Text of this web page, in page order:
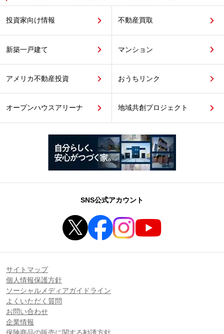
投資家向け情報 不動産買取
新築一戸建て マンション
アメリカ不動産投資 おうちリンク
オープンハウスアリーナ 地域共創プロジェクト
SNS公式アカウント
サイトマップ
個人情報保護方針
ソーシャルメディアガイドライン
よくいただく質問
お問い合わせ
企業情報